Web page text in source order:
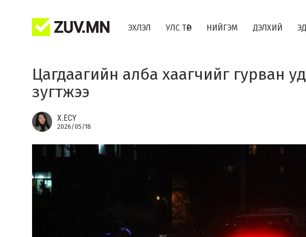
ЭХЛЭЛ УЛС ТӨР НИЙГЭМ ДЭЛХИЙ
Цагдаагийн алба хаагчийг гурван
зугтжээ
Х.ЕСҮ
2026/05/18